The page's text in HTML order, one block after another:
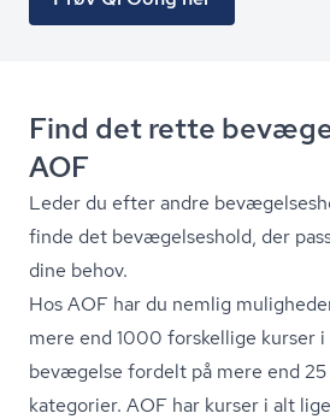
Find det rette
AOF
Leder du efter andre
finde det bevægelseshold, der
dine behov.
Hos AOF har du nemlig
mere end 1000 forskellige kurser
bevægelse fordelt på mere end
kategorier. AOF har kurser i alt